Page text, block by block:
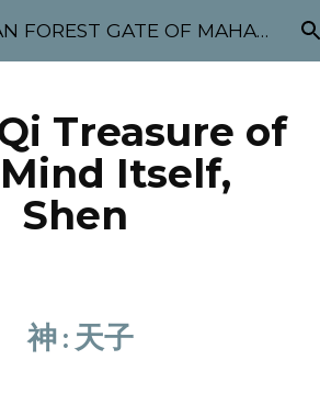
Skip to navigation
SECRET CHAN FOREST GATE OF MAHABODHI - SUNYATA 机禅林门 大菩提太虚
Treasure of
Itself,
Shen
神 : 天子